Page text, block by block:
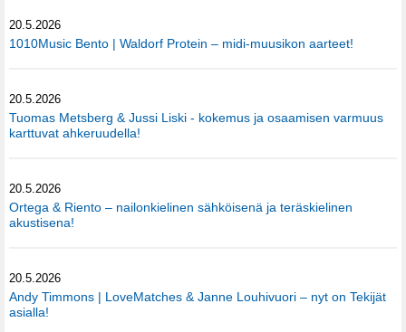
20.5.2026
1010Music Bento | Waldorf Protein – midi-muusikon aarteet!
20.5.2026
Tuomas Metsberg & Jussi Liski - kokemus ja osaamisen varmuus
karttuvat ahkeruudella!
20.5.2026
Ortega & Riento – nailonkielinen sähköisenä ja teräskielinen
akustisena!
20.5.2026
Andy Timmons | LoveMatches & Janne Louhivuori – nyt on Tekijät
asialla!